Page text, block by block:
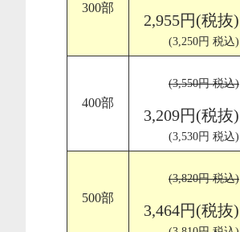
300部
2,955円(税抜)
(3,250円 税込)
400部
(3,550円 税込)
3,209円(税抜)
(3,530円 税込)
500部
(3,820円 税込)
3,464円(税抜)